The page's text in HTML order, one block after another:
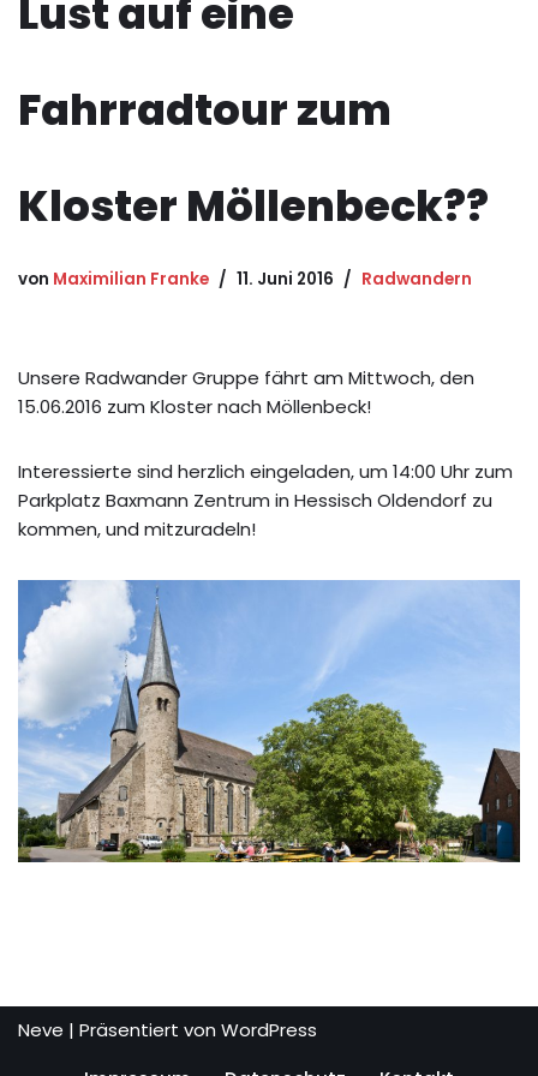
Lust auf eine
Fahrradtour zum
Kloster Möllenbeck??
von Maximilian Franke 11. Juni 2016 Radwandern
Unsere Radwander Gruppe fährt am Mittwoch, den
15.06.2016 zum Kloster nach Möllenbeck!
Interessierte sind herzlich eingeladen, um 14:00 Uhr zum
Parkplatz Baxmann Zentrum in Hessisch Oldendorf zu
kommen, und mitzuradeln!
Neve | Präsentiert von WordPress